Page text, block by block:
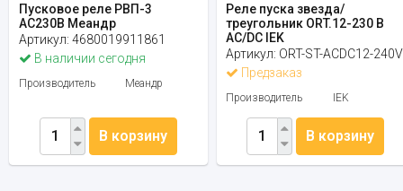
Пусковое реле РВП-3
AC230В Меандр
Артикул: 4680019911861
В наличии сегодня
Производитель Меандр
В корзину
Реле пуска звезда/
треугольник ORT.12-230 В
AC/DC IEK
Артикул: ORT-ST-ACDC12-240V
Предзаказ
Производитель IEK
В корзину